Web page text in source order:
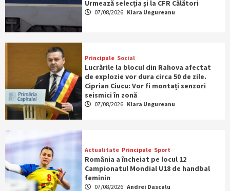
Urmează selecția și la CFR Călători
07/08/2026 Klara Ungureanu
Principale Social
Lucrările la blocul din Rahova afectat
de explozie vor dura circa 50 de zile.
Ciprian Ciucu: Vor fi montați senzori
seismici în zonă
07/08/2026 Klara Ungureanu
Actualitate Principale Sport
România a încheiat pe locul 12
Campionatul Mondial U18 de handbal
feminin
07/08/2026 Andrei Dascalu